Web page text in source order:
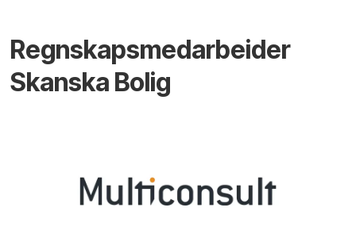
Regnskapsmedarbeider
Skanska Bolig